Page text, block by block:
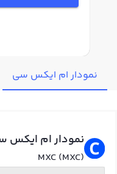
نمودار ام ایکس سی
نمودار ام ایکس
MXC (MXC)